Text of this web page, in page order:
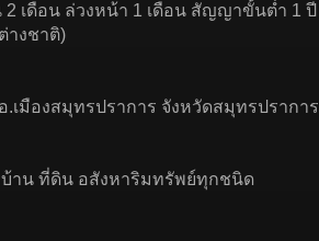
2 เดือน ล่วงหน้า 1 เดือน สัญญาขั้นต่ำ 1 ปี
างชาติ)
เมืองสมุทรปราการ จังหวัดสมุทรปราการ
บ้าน ที่ดิน อสังหาริมทรัพย์ทุกชนิด